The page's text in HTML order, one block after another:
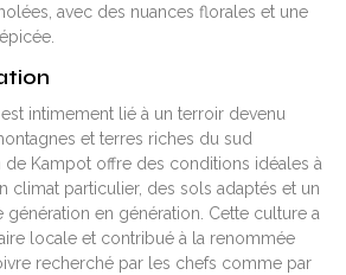
avec des nuances florales et une
est intimement lié à un terroir devenu
et terres riches du sud
Kampot offre des conditions idéales à
climat particulier, des sols adaptés et un
génération en génération. Cette culture a
locale et contribué à la renommée
recherché par les chefs comme par